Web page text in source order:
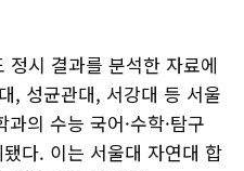
정시 결과를 분석한 자료에
, 성균관대, 서강대 등 서울
의 수능 국어·수학·탐구
다. 이는 서울대 자연대 합